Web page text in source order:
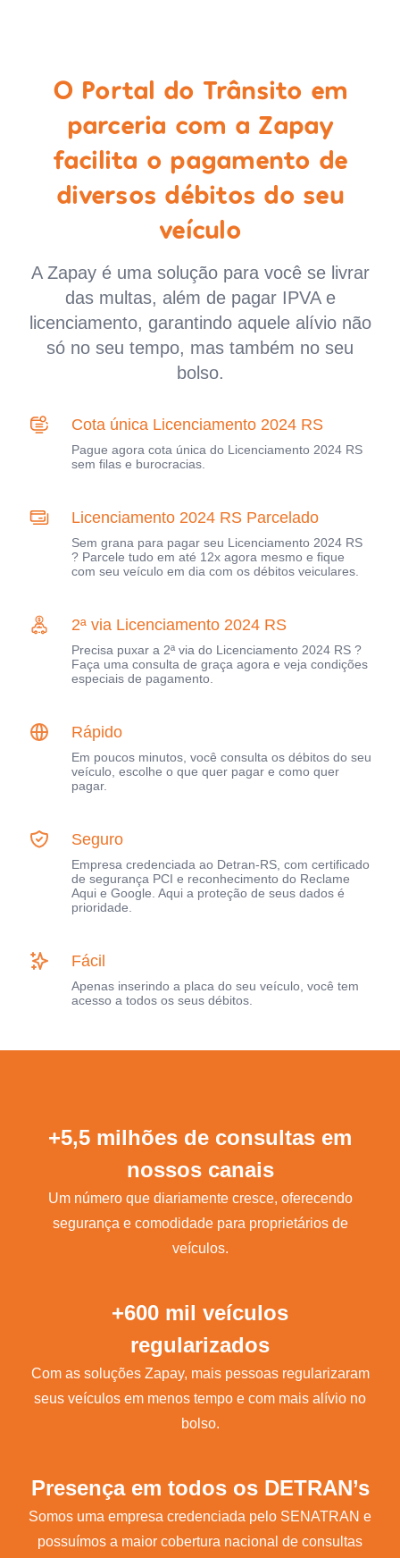
O Portal do Trânsito em
parceria com a Zapay
facilita o pagamento de
diversos débitos do seu
veículo
A Zapay é uma solução para você se livrar
das multas, além de pagar IPVA e
licenciamento, garantindo aquele alívio não
só no seu tempo, mas também no seu
bolso.
Cota única Licenciamento 2024 RS
Pague agora cota única do Licenciamento 2024 RS
sem filas e burocracias.
Licenciamento 2024 RS Parcelado
Sem grana para pagar seu Licenciamento 2024 RS
? Parcele tudo em até 12x agora mesmo e fique
com seu veículo em dia com os débitos veiculares.
2ª via Licenciamento 2024 RS
Precisa puxar a 2ª via do Licenciamento 2024 RS ?
Faça uma consulta de graça agora e veja condições
especiais de pagamento.
Rápido
Em poucos minutos, você consulta os débitos do seu
veículo, escolhe o que quer pagar e como quer
pagar.
Seguro
Empresa credenciada ao Detran-RS, com certificado
de segurança PCI e reconhecimento do Reclame
Aqui e Google. Aqui a proteção de seus dados é
prioridade.
Fácil
Apenas inserindo a placa do seu veículo, você tem
acesso a todos os seus débitos.
+5,5 milhões de consultas em
nossos canais
Um número que diariamente cresce, oferecendo
segurança e comodidade para proprietários de
veículos.
+600 mil veículos
regularizados
Com as soluções Zapay, mais pessoas regularizaram
seus veículos em menos tempo e com mais alívio no
bolso.
Presença em todos os DETRAN’s
Somos uma empresa credenciada pelo SENATRAN e
possuímos a maior cobertura nacional de consultas